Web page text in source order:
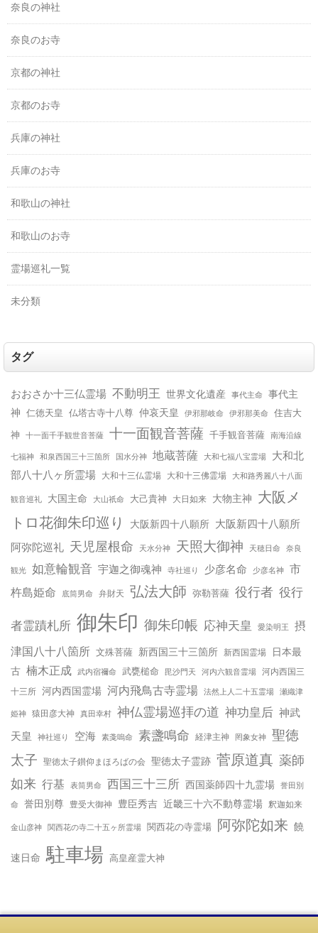
奈良の神社
奈良のお寺
京都の神社
京都のお寺
兵庫の神社
兵庫のお寺
和歌山の神社
和歌山のお寺
霊場巡礼一覧
未分類
タグ
おおさか十三仏霊場 不動明王 世界文化遺産 事代主命
事代主
神 仁徳天皇 仏塔古寺十八尊 仲哀天皇 伊邪那岐命 伊邪那美命 住吉大
神 十一面千手観世音菩薩 十一面観音菩薩 千手観音菩薩 南海沿線
七福神 和泉西国三十三箇所 国水分神 地蔵菩薩 大和七福八宝霊場
大和北
部八十八ヶ所霊場
大和十三仏霊場 大和十三佛霊場 大和路秀麗八十八面
観音巡礼 大国主命 大山祇命 大己貴神 大日如来 大物主神
大阪メ
トロ花御朱印巡り
大阪新四十八願所 大阪新四十八願所
阿弥陀巡礼 天児屋根命 天水分神 天照大御神 天穂日命 奈良
観光 如意輪観音 宇迦之御魂神 寺社巡り 少彦名命 少彦名神 市
杵島姫命
底筒男命 弁財天 弘法大師 弥勒菩薩 役行者 役行
者霊蹟札所 御朱印 御朱印帳 応神天皇 愛染明王
摂
津国八十八箇所 文殊菩薩 新西国三十三箇所 新西国霊場
日本最
古 楠木正成 武内宿禰命 武甕槌命 毘沙門天 河内六観音霊場
河内西国三
十三所 河内西国霊場 河内飛鳥古寺霊場 法然上人二十五霊場 瀬織津
姫神 猿田彦大神 真田幸村 神仏霊場巡拝の道 神功皇后 神武
天皇
神社巡り 空海 素戔嗚命 素盞鳴命 経津主神 罔象女神
聖徳
太子
聖徳太子鑚仰まほろばの会 聖徳太子霊跡 菅原道真 薬師
如来 行基 表筒男命 西国三十三所 西国薬師四十九霊場 誉田別
命
誉田別尊 豊受大御神 豊臣秀吉 近畿三十六不動尊霊場 釈迦如来
金山彦神 関西花の寺二十五ヶ所霊場 関西花の寺霊場 阿弥陀如来 饒
速日命 駐車場 高皇産霊大神